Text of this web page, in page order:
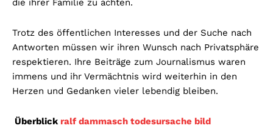
die ihrer Familie zu achten.
Trotz des öffentlichen Interesses und der Suche nach
Antworten müssen wir ihren Wunsch nach Privatsphäre
respektieren. Ihre Beiträge zum Journalismus waren
immens und ihr Vermächtnis wird weiterhin in den
Herzen und Gedanken vieler lebendig bleiben.
Überblick ralf dammasch todesursache bild